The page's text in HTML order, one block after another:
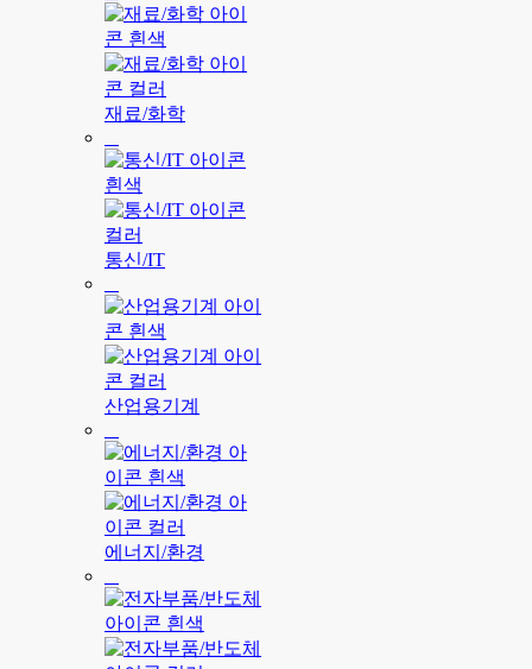
재료/화학
통신/IT
산업용기계
에너지/환경